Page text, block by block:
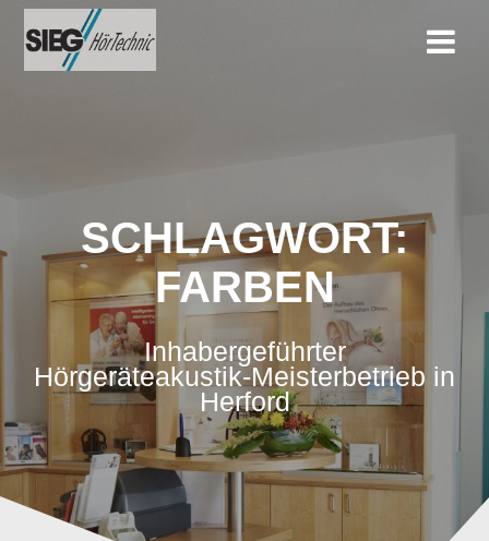
SCHLAGWORT:
FARBEN
Inhabergeführter
Hörgeräteakustik-Meisterbetrieb in
Herford